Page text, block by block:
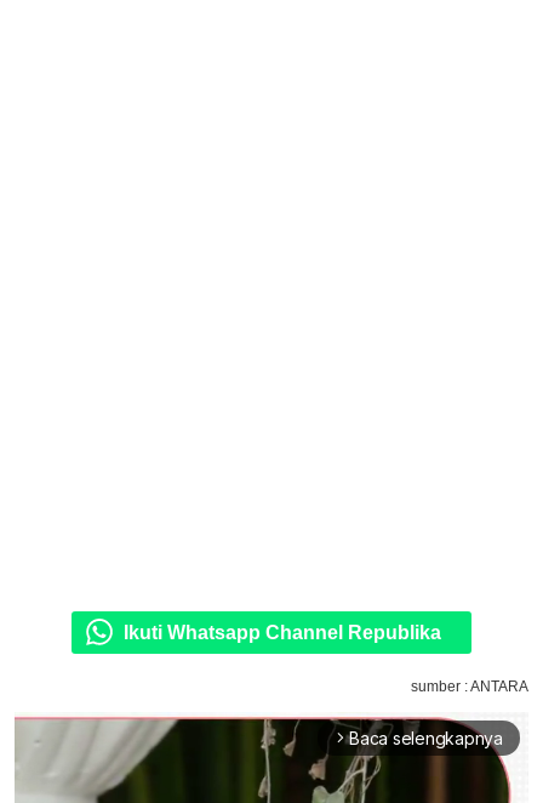
Ikuti Whatsapp Channel Republika
sumber : ANTARA
arrow_forward_ios Baca selengkapnya